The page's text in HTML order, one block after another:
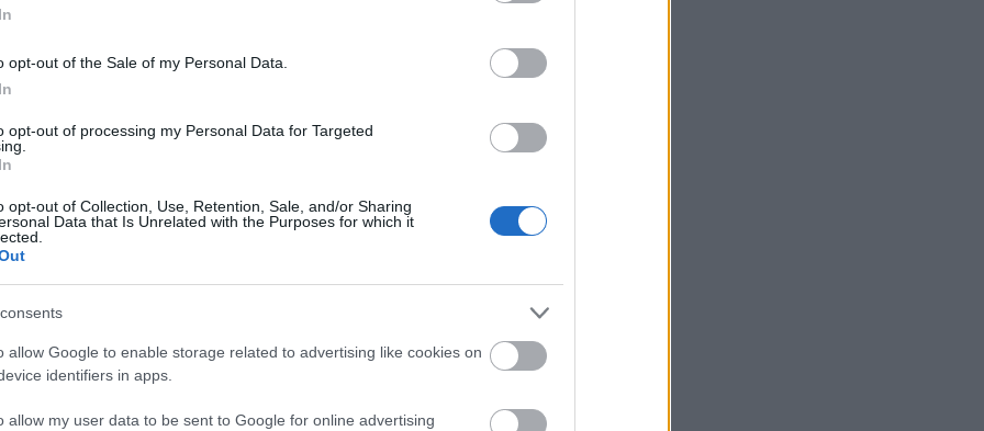
opt-out of the Sale of my Personal Data.
opt-out of processing my Personal Data for Targeted
opt-out of Collection, Use, Retention, Sale, and/or Sharing
Data that Is Unrelated with the Purposes for which it
allow Google to enable storage related to advertising like cookies on
identifiers in apps.
allow my user data to be sent to Google for online advertising